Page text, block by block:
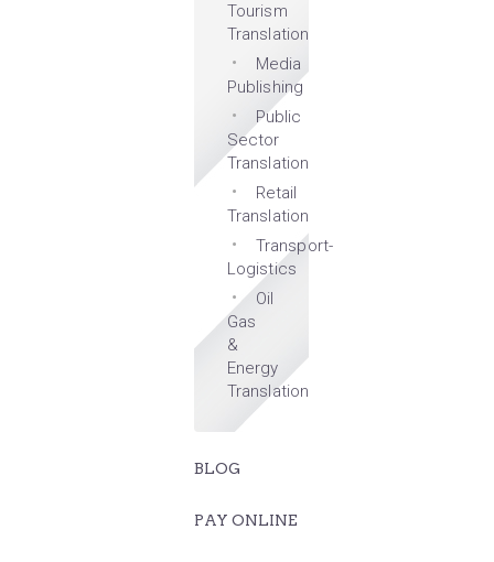
Tourism
Translation
Media
Publishing
Public
Sector
Translation
Retail
Translation
Transport-
Logistics
Oil
Gas
&
Energy
Translation
BLOG
PAY ONLINE